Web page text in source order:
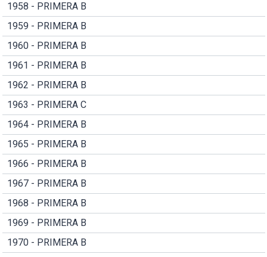
1958 - PRIMERA B
1959 - PRIMERA B
1960 - PRIMERA B
1961 - PRIMERA B
1962 - PRIMERA B
1963 - PRIMERA C
1964 - PRIMERA B
1965 - PRIMERA B
1966 - PRIMERA B
1967 - PRIMERA B
1968 - PRIMERA B
1969 - PRIMERA B
1970 - PRIMERA B